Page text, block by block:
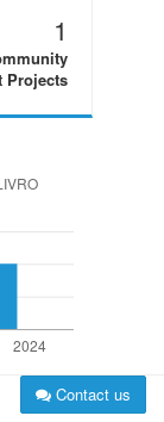
1
Projects
Contact us